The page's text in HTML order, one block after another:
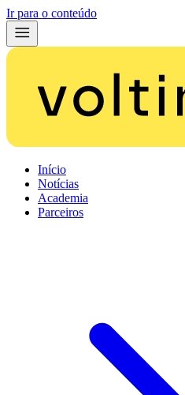
Ir para o conteúdo
Início
Notícias
Academia
Parceiros